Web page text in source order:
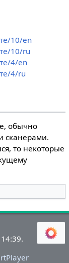
10/en
10/ru
4/en
4/ru
обычно
сканерами.
то некоторые